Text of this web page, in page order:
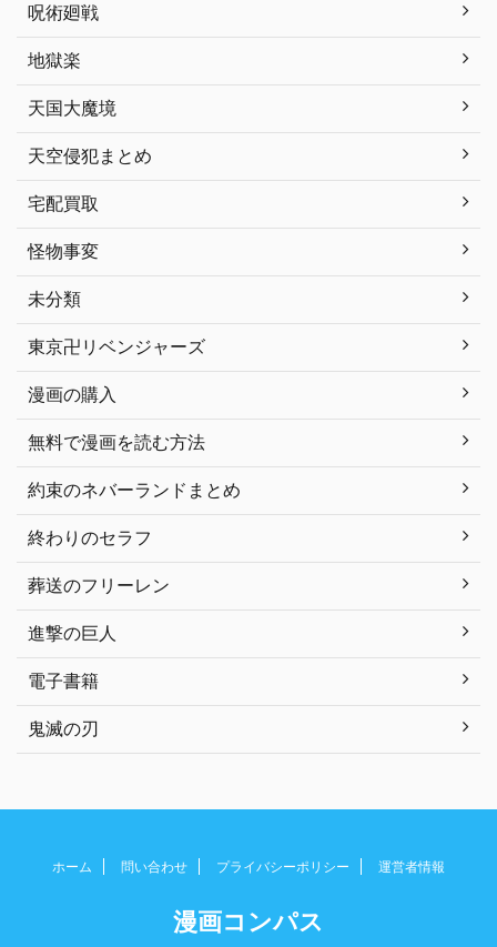
呪術廻戦
地獄楽
天国大魔境
天空侵犯まとめ
宅配買取
怪物事変
未分類
東京卍リベンジャーズ
漫画の購入
無料で漫画を読む方法
約束のネバーランドまとめ
終わりのセラフ
葬送のフリーレン
進撃の巨人
電子書籍
鬼滅の刃
ホーム 問い合わせ プライバシーポリシー 運営者情報
漫画コンパス